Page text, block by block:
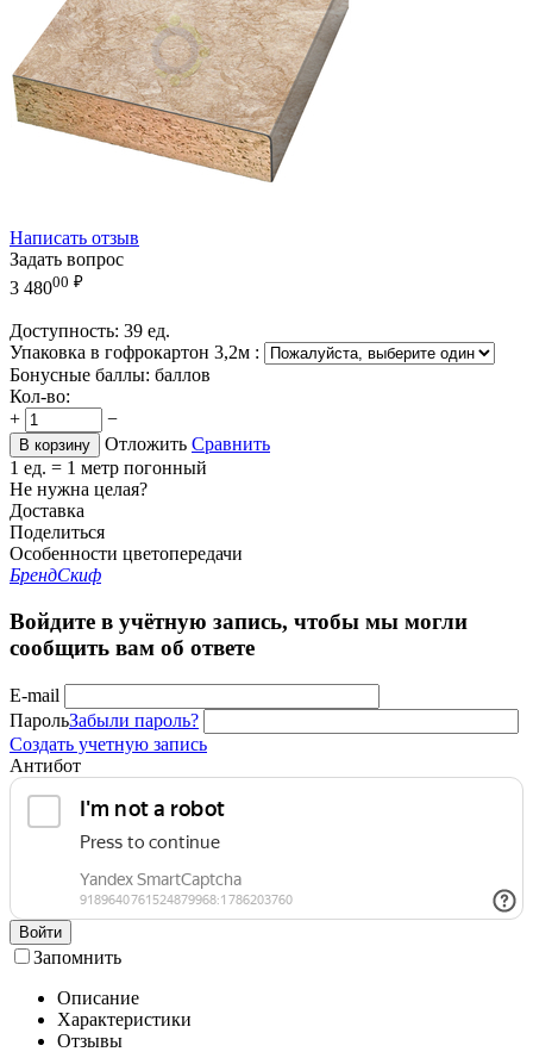
Написать отзыв
Задать вопрос
3 48000 ₽
Доступность: 39 ед.
Упаковка в гофрокартон 3,2м :
Бонусные баллы: баллов
Кол-во:
+
−
В корзину Отложить Сравнить
1 ед. = 1 метр погонный
Не нужна целая?
Доставка
Поделиться
Особенности цветопередачи
БрендСкиф
Войдите в учётную запись, чтобы мы могли
сообщить вам об ответе
E-mail
ПарольЗабыли пароль?
Создать учетную запись
Антибот
Войти
Запомнить
Описание
Характеристики
Отзывы